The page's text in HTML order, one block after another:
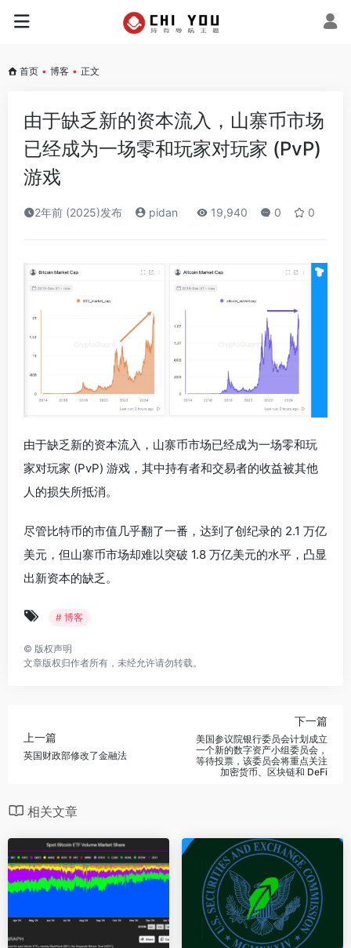
首页 • 博客 • 正文
由于缺乏新的资本流入，山寨币市场
已经成为一场零和玩家对玩家 (PvP)
游戏
2年前 (2025)发布 pidan 19,940 0 0
由于缺乏新的资本流入，山寨币市场已经成为一场零和玩
家对玩家 (PvP) 游戏，其中持有者和交易者的收益被其他
人的损失所抵消。
尽管比特币的市值几乎翻了一番，达到了创纪录的 2.1 万亿
美元，但山寨币市场却难以突破 1.8 万亿美元的水平，凸显
出新资本的缺乏。
# 博客
© 版权声明
文章版权归作者所有，未经允许请勿转载。
上一篇
英国财政部修改了金融法
下一篇
美国参议院银行委员会计划成立
一个新的数字资产小组委员会，
等待投票，该委员会将重点关注
加密货币、区块链和 DeFi
相关文章